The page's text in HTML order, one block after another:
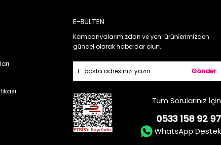
E-BÜLTEN
Kampanyalarımızdan ve yeni ürünlerimizden
güncel olarak haberdar olun.
Gönder
Tüm Sorularınız İçin
0533 158 92 97
WhatsApp Destek